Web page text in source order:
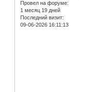
Провел на форуме:
1 месяц 19 дней
Последний визит:
09-06-2026 16:11:13